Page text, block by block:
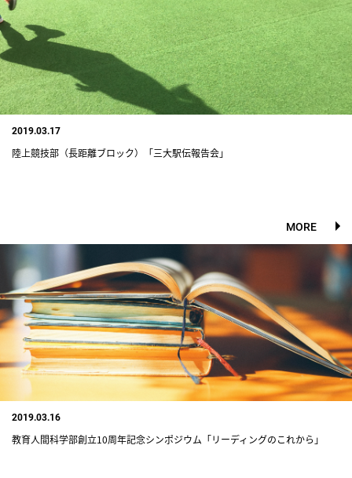
2019.03.17
陸上競技部（長距離ブロック）「三大駅伝報告会」
MORE
2019.03.16
教育人間科学部創立10周年記念シンポジウム「リーディングのこれから」